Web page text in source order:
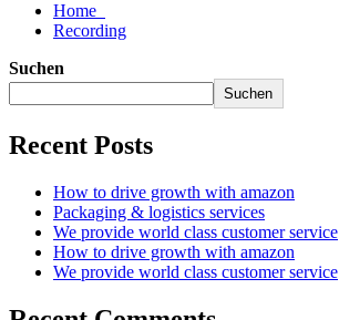
Home
Recording
Suchen
Suchen
Recent Posts
How to drive growth with amazon
Packaging & logistics services
We provide world class customer service
How to drive growth with amazon
We provide world class customer service